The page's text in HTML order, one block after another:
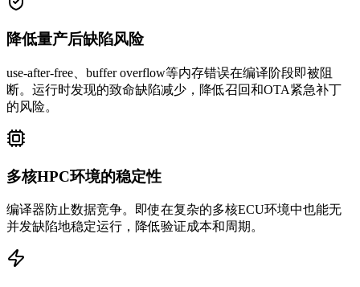
降低量产后缺陷风险
use-after-free、buffer overflow等内存错误在编译阶段即被阻
断。运行时发现的致命缺陷减少，降低召回和OTA紧急补丁
的风险。
多核HPC环境的稳定性
编译器防止数据竞争。即使在复杂的多核ECU环境中也能无
并发缺陷地稳定运行，降低验证成本和周期。